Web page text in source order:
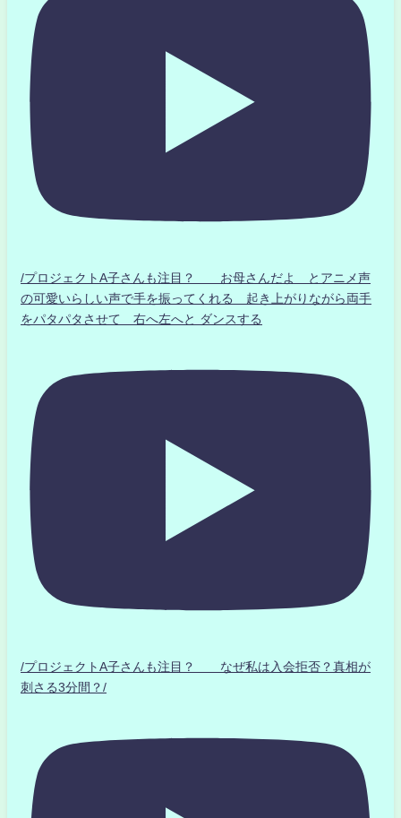
/プロジェクトA子さんも注目？ お母さんだよ とアニメ声
の可愛いらしい声で手を振ってくれる 起き上がりながら両手
をパタパタさせて 右へ左へと ダンスする
/プロジェクトA子さんも注目？ なぜ私は入会拒否？真相が
刺さる3分間？/